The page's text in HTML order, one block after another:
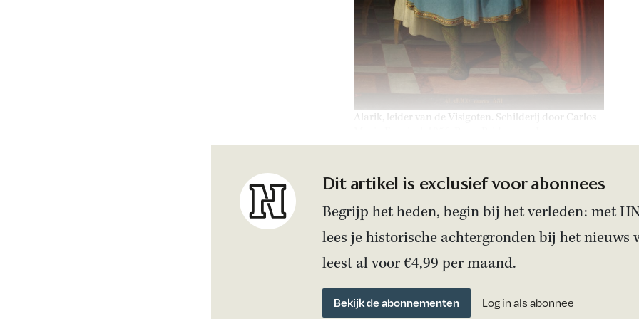
Alarik, leider van de Visigoten. Schilderij door Carlos
Dit artikel is exclusief voor abonnees
Begrijp het heden, begin bij het verleden: met
lees je historische achtergronden bij het nieuws
leest al voor €4,99 per maand.
Bekijk de abonnementen Log in als abonnee